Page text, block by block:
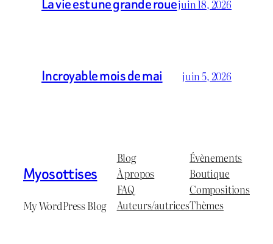
juin 18, 2026
Incroyable mois de mai juin 5, 2026
Myosottises
My WordPress Blog
Blog
À propos
FAQ
Auteurs/autrices
Évènements
Boutique
Compositions
Thèmes